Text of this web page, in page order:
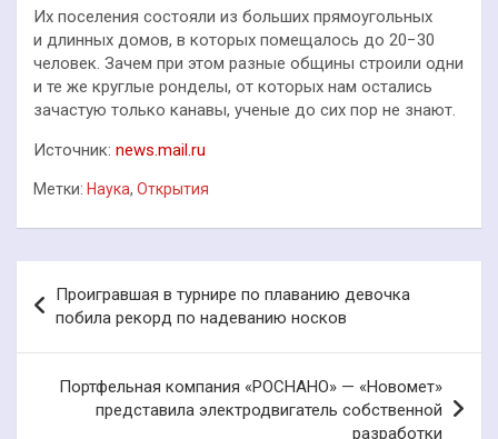
Их поселения состояли из больших прямоугольных
и длинных домов, в которых помещалось до 20−30
человек. Зачем при этом разные общины строили одни
и те же круглые ронделы, от которых нам остались
зачастую только канавы, ученые до сих пор не знают.
Источник: news.mail.ru
Метки: Наука, Открытия
по
записям
Проигравшая в турнире по плаванию девочка
побила рекорд по надеванию носков
Портфельная компания «РОСНАНО» — «Новомет»
представила электродвигатель собственной
разработки